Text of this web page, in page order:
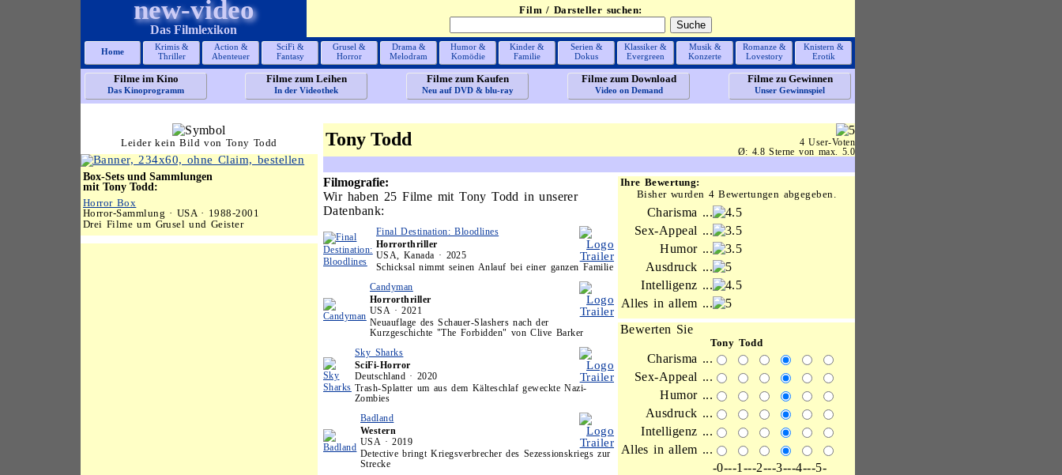
new-video
Das Filmlexikon
Film / Darsteller suchen:
Home
Krimis &
Thriller
Action &
Abenteuer
SciFi &
Fantasy
Grusel &
Horror
Drama &
Melodram
Humor &
Komödie
Kinder &
Familie
Serien &
Dokus
Klassiker &
Evergreen
Musik &
Konzerte
Romanze &
Lovestory
Knistern &
Erotik
Filme im Kino
Das Kinoprogramm
Filme zum Leihen
In der Videothek
Filme zum Kaufen
Neu auf DVD & blu-ray
Filme zum Download
Video on Demand
Filme zu Gewinnen
Unser Gewinnspiel
Leider kein Bild von Tony Todd
Box-Sets und Sammlungen
mit Tony Todd:
Horror Box
Horror-Sammlung · USA · 1988-2001
Drei Filme um Grusel und Geister
Tony Todd
4 User-Voten
Ø: 4.8 Sterne von max. 5.0
Filmografie:
Wir haben 25 Filme mit Tony Todd in unserer
Datenbank:
Final Destination: Bloodlines
Horrorthriller
USA, Kanada · 2025
Schicksal nimmt seinen Anlauf bei einer ganzen Familie
Candyman
Horrorthriller
USA · 2021
Neuauflage des Schauer-Slashers nach der
Kurzgeschichte "The Forbidden" von Clive Barker
Sky Sharks
SciFi-Horror
Deutschland · 2020
Trash-Splatter um aus dem Kälteschlaf geweckte Nazi-
Zombies
Badland
Western
USA · 2019
Detective bringt Kriegsverbrecher des Sezessionskriegs zur
Strecke
Ihre Bewertung:
Bisher wurden 4 Bewertungen abgegeben.
Charisma ...
Sex-Appeal ...
Humor ...
Ausdruck ...
Intelligenz ...
Alles in allem ...
Bewerten Sie
Tony Todd
Charisma ...
Sex-Appeal ...
Humor ...
Ausdruck ...
Intelligenz ...
Alles in allem ...
-0---1---2---3---4---5-